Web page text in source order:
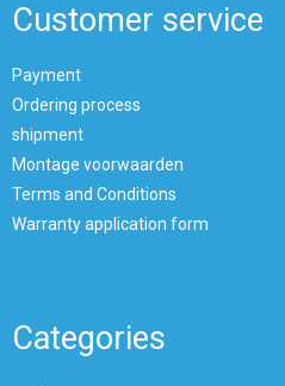
Customer service
Payment
Ordering process
shipment
Montage voorwaarden
Terms and Conditions
Warranty application form
Categories